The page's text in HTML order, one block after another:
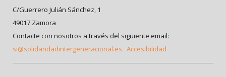
C/Guerrero Julián Sánchez, 1
49017 Zamora
Contacte con nosotros a través del siguiente email:
si@solidaridadintergeneracional.es Accesibilidad